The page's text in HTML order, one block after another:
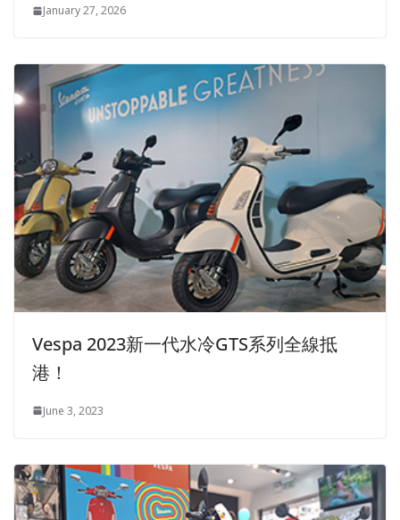
January 27, 2026
Vespa 2023新一代水冷GTS系列全線抵
港！
June 3, 2023